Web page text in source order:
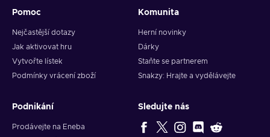
Pomoc
Nejčastější dotazy
Jak aktivovat hru
Vytvořte lístek
Podmínky vrácení zboží
Komunita
Herní novinky
Dárky
Staňte se partnerem
Snakzy: Hrajte a vydělávejte
Podnikání
Prodávejte na Eneba
Sledujte nás